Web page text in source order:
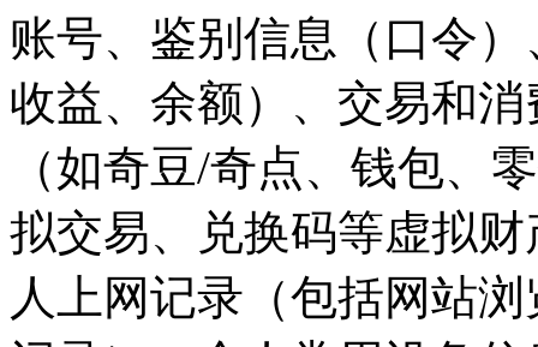
账号、鉴别信息（口令
收益、余额）、交易和
（如奇豆/奇点、钱包、
拟交易、兑换码等虚拟
人上网记录（包括网站